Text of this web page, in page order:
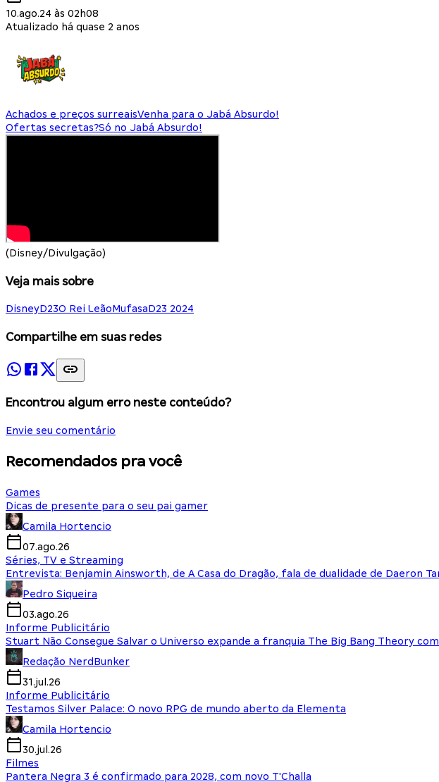
10.ago.24 às 02h08
Atualizado há quase 2 anos
Achados e preços surreaisVenha para o Jabá Absurdo!
Ofertas secretas?Só no Jabá Absurdo!
(Disney/Divulgação)
Veja mais sobre
DisneyD23O Rei LeãoMufasaD23 2024
Compartilhe em suas redes
Encontrou algum erro neste conteúdo?
Envie seu comentário
Recomendados pra você
Games
Dicas de presente para o seu pai gamer
Camila Hortencio
07.ago.26
Séries, TV e Streaming
Entrevista: Benjamin Ainsworth, de A Casa do Dragão, fala de dualidade de Daeron
Pedro Siqueira
03.ago.26
Informe Publicitário
Stuart Não Consegue Salvar o Universo expande a franquia The Big Bang Theory
Redação NerdBunker
31.jul.26
Informe Publicitário
Testamos Silver Palace: O novo RPG de mundo aberto da Elementa
Camila Hortencio
30.jul.26
Filmes
Pantera Negra 3 é confirmado para 2028, com novo T'Challa